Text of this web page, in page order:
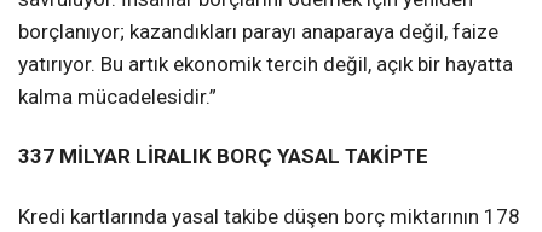
borçlanıyor; kazandıkları parayı anaparaya değil, faize
yatırıyor. Bu artık ekonomik tercih değil, açık bir hayatta
kalma mücadelesidir.”
337 MİLYAR LİRALIK BORÇ YASAL TAKİPTE
Kredi kartlarında yasal takibe düşen borç miktarının 178